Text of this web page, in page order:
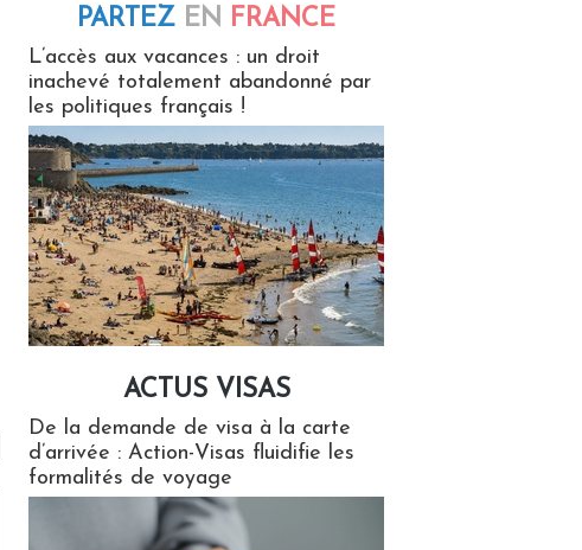
PARTEZ EN FRANCE
L’accès aux vacances : un droit
inachevé totalement abandonné par
les politiques français !
ACTUS VISAS
De la demande de visa à la carte
d’arrivée : Action-Visas fluidifie les
formalités de voyage